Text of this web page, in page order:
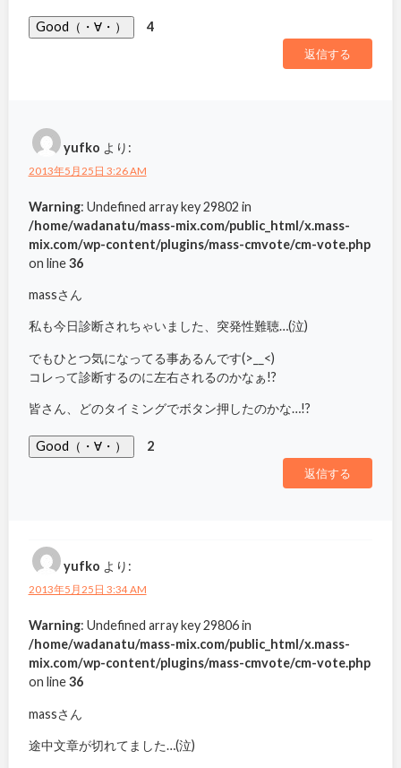
Good（・∀・） 4
返信する
yufko より:
2013年5月25日 3:26 AM
Warning: Undefined array key 29802 in
/home/wadanatu/mass-mix.com/public_html/x.mass-
mix.com/wp-content/plugins/mass-cmvote/cm-vote.php
on line36
massさん
私も今日診断されちゃいました、突発性難聴…(泣)
でもひとつ気になってる事あるんです(>__<)
コレって診断するのに左右されるのかなぁ!?
皆さん、どのタイミングでボタン押したのかな…!?
Good（・∀・） 2
返信する
yufko より:
2013年5月25日 3:34 AM
Warning: Undefined array key 29806 in
/home/wadanatu/mass-mix.com/public_html/x.mass-
mix.com/wp-content/plugins/mass-cmvote/cm-vote.php
on line36
massさん
途中文章が切れてました…(泣)